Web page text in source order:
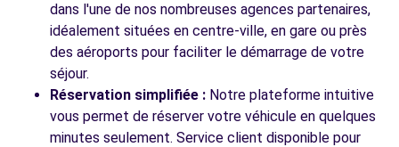
dans l'une de nos nombreuses agences partenaires,
idéalement situées en centre-ville, en gare ou près
des aéroports pour faciliter le démarrage de votre
séjour.
Réservation simplifiée : Notre plateforme intuitive
vous permet de réserver votre véhicule en quelques
minutes seulement. Service client disponible pour